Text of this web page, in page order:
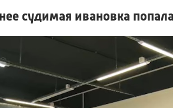
судимая ивановка